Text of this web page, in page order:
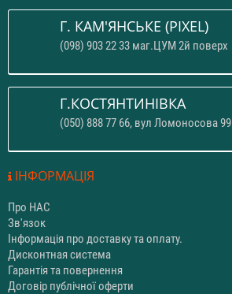
Г. КАМ'ЯНСЬКЕ (PIXEL)
(098) 903 22 33 маг.ЦУМ 2й поверх
Г.КОСТЯНТИНІВКА
(050) 888 77 66, вул Ломоносова 99
ІНФОРМАЦІЯ
Про НАС
Зв'язок
Інформація про доставку та оплату.
Дисконтная система
Гарантія та повернення
Договір публічної оферти